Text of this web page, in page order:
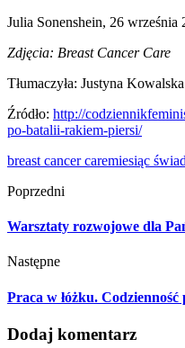
Julia Sonenshein, 26 września
Zdjęcia: Breast Cancer Care
Tłumaczyła: Justyna Kowalska
Źródło: http://
po-batalii-rakiem-piersi/
breast cancer caremiesiąc
Poprzedni
Warsztaty rozwojowe dla
Następne
Praca w łóżku.
Dodaj komentarz